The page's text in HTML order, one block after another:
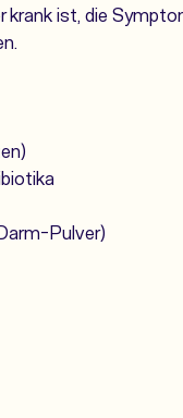
ist, die
Pulver)